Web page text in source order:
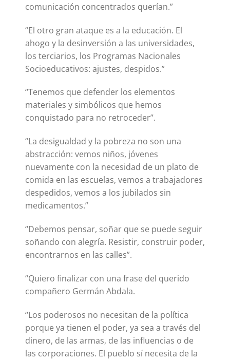
comunicación concentrados querían.”
“El otro gran ataque es a la educación. El
ahogo y la desinversión a las universidades,
los terciarios, los Programas Nacionales
Socioeducativos: ajustes, despidos.”
“Tenemos que defender los elementos
materiales y simbólicos que hemos
conquistado para no retroceder”.
“La desigualdad y la pobreza no son una
abstracción: vemos niños, jóvenes
nuevamente con la necesidad de un plato de
comida en las escuelas, vemos a trabajadores
despedidos, vemos a los jubilados sin
medicamentos.”
“Debemos pensar, soñar que se puede seguir
soñando con alegría. Resistir, construir poder,
encontrarnos en las calles”.
“Quiero finalizar con una frase del querido
compañero Germán Abdala.
“Los poderosos no necesitan de la política
porque ya tienen el poder, ya sea a través del
dinero, de las armas, de las influencias o de
las corporaciones. El pueblo sí necesita de la